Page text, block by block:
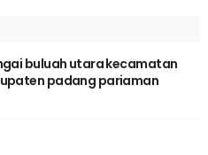
buluah utara kecamatan
padang pariaman